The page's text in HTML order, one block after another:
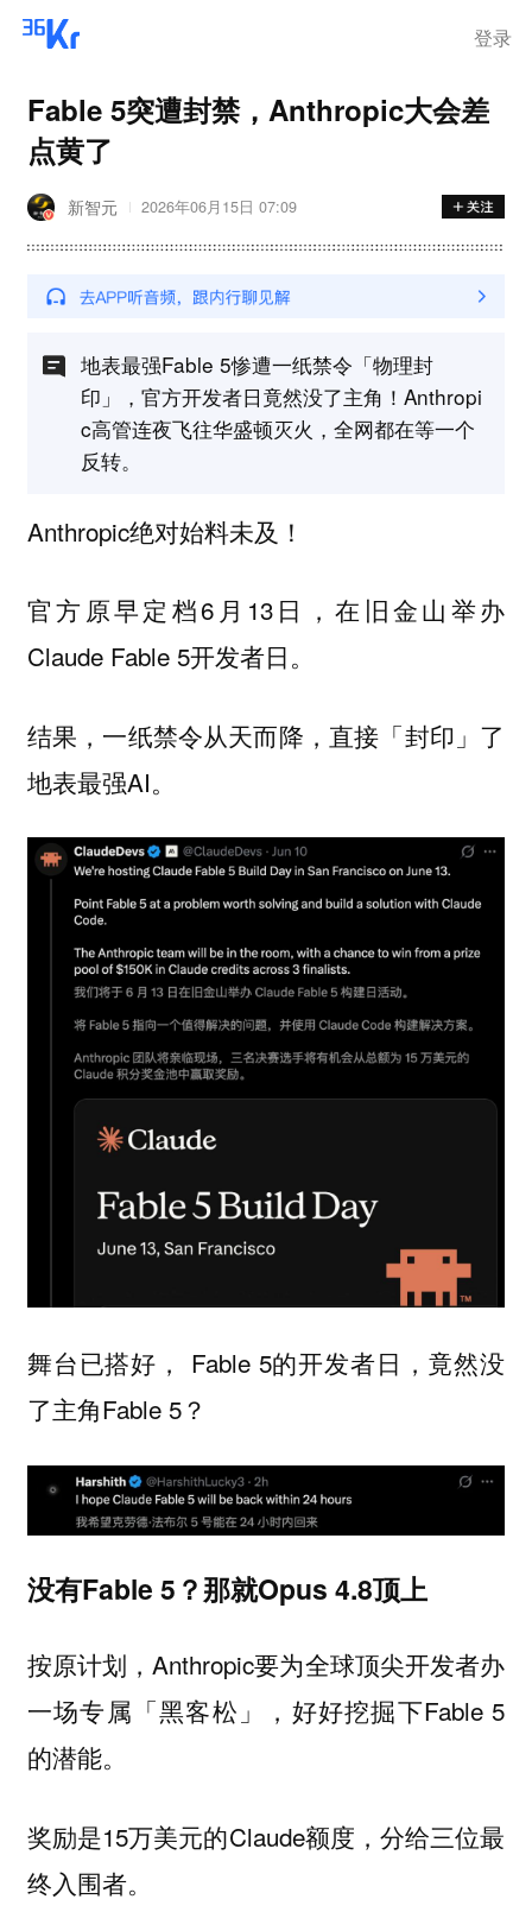
登录
Fable 5突遭封禁，Anthropic大会差
点黄了
新智元 2026年06月15日 07:09
地表最强Fable 5惨遭一纸禁令「物理封
印」，官方开发者日竟然没了主角！Anthropi
c高管连夜飞往华盛顿灭火，全网都在等一个
反转。
Anthropic绝对始料未及！
官方原早定档6月13日，在旧金山举办
Claude Fable 5开发者日。
结果，一纸禁令从天而降，直接「封印」了
地表最强AI。
舞台已搭好， Fable 5的开发者日，竟然没
了主角Fable 5？
没有Fable 5？那就Opus 4.8顶上
按原计划，Anthropic要为全球顶尖开发者办
一场专属「黑客松」，好好挖掘下Fable 5
的潜能。
奖励是15万美元的Claude额度，分给三位最
终入围者。